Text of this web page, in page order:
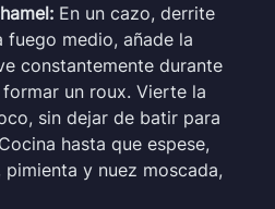
En un cazo, derrite
fuego medio, añade la
constantemente durante
un roux. Vierte la
sin dejar de batir para
hasta que espese,
pimienta y nuez moscada,